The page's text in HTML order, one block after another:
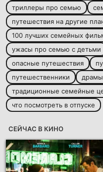
триллеры про семью
путешествия на другие
100 лучших семейных
ужасы про семью с детьми
опасные путешествия
путешественники
традиционные семейные
что посмотреть в отпуске
СЕЙЧАС В КИНО